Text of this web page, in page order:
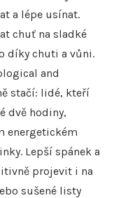
a lépe usínat.
chuť na sladké
díky chuti a vůni.
and
stačí: lidé, kteří
dvě hodiny,
energetickém
Lepší spánek a
projevit i na
sušené listy